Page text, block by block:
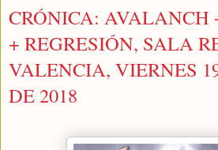
CRÓNICA: AVALANCH
+ REGRESIÓN, SALA
VALENCIA, VIERNES
DE 2018